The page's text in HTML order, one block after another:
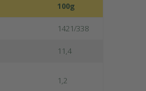
100g
1421/338
11,4
1,2